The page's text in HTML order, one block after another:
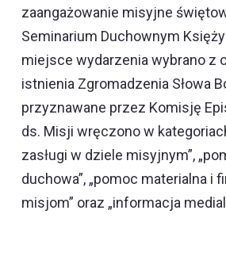
zaangażowanie misyjne
Seminarium Duchownym
miejsce wydarzenia wybrano z
istnienia Zgromadzenia Słowa
przyznawane przez Komisję
ds. Misji wręczono w
zasługi w dziele misyjnym”,
duchowa”, „pomoc materialna i
misjom” oraz „informacja